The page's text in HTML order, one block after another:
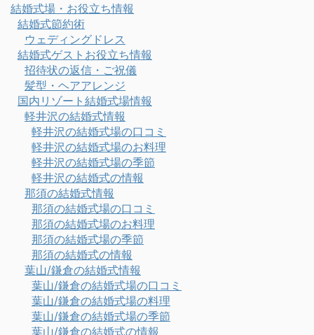
結婚式場・お役立ち情報
結婚式節約術
ウェディングドレス
結婚式ゲストお役立ち情報
招待状の返信・ご祝儀
髪型・ヘアアレンジ
国内リゾート結婚式場情報
軽井沢の結婚式情報
軽井沢の結婚式場の口コミ
軽井沢の結婚式場のお料理
軽井沢の結婚式場の季節
軽井沢の結婚式の情報
那須の結婚式情報
那須の結婚式場の口コミ
那須の結婚式場のお料理
那須の結婚式場の季節
那須の結婚式の情報
葉山/鎌倉の結婚式情報
葉山/鎌倉の結婚式場の口コミ
葉山/鎌倉の結婚式場の料理
葉山/鎌倉の結婚式場の季節
葉山/鎌倉の結婚式の情報